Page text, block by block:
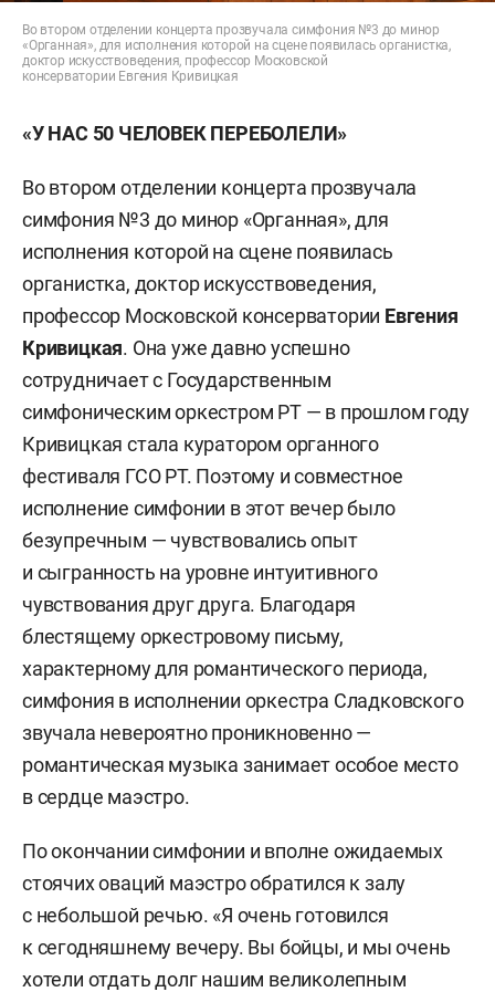
Во втором отделении концерта прозвучала симфония №3 до минор
«Органная», для исполнения которой на сцене появилась органистка,
доктор искусствоведения, профессор Московской
консерватории Евгения Кривицкая
«У НАС 50 ЧЕЛОВЕК ПЕРЕБОЛЕЛИ»
Во втором отделении концерта прозвучала
симфония №3 до минор «Органная», для
исполнения которой на сцене появилась
органистка, доктор искусствоведения,
профессор Московской консерватории Евгения
Кривицкая. Она уже давно успешно
сотрудничает с Государственным
симфоническим оркестром РТ — в прошлом году
Кривицкая стала куратором органного
фестиваля ГСО РТ. Поэтому и совместное
исполнение симфонии в этот вечер было
безупречным — чувствовались опыт
и сыгранность на уровне интуитивного
чувствования друг друга. Благодаря
блестящему оркестровому письму,
характерному для романтического периода,
симфония в исполнении оркестра Сладковского
звучала невероятно проникновенно —
романтическая музыка занимает особое место
в сердце маэстро.
По окончании симфонии и вполне ожидаемых
стоячих оваций маэстро обратился к залу
с небольшой речью. «Я очень готовился
к сегодняшнему вечеру. Вы бойцы, и мы очень
хотели отдать долг нашим великолепным